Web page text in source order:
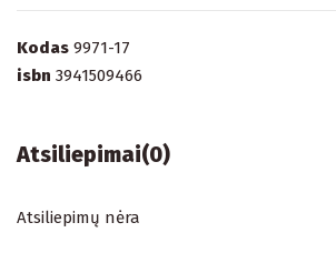
Kodas 9971-17
isbn 3941509466
Atsiliepimai(0)
Atsiliepimų nėra